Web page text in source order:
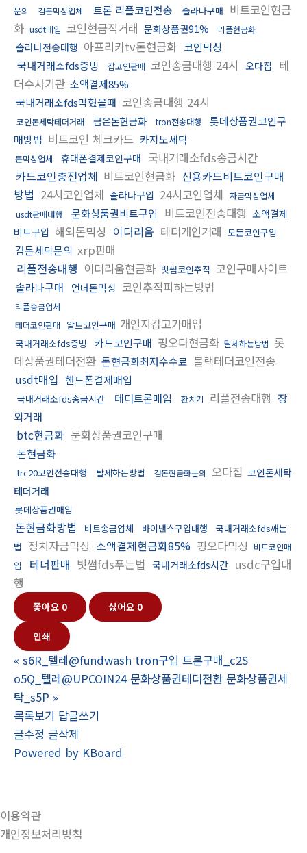
문의
검돈믹싱업체 트론 리플코인전송 솔라나구매 비트코인현금
화 usdt매입 코인현금직거래 문화상품권91% 리플현금화
솔라나전송대행 아프리카tv돈현금화 코인믹싱
국내거래소fds증빙
잡코인판매 코인송금대행 24시 오다집
테
더수사기관 소액결제85%
국내거래소fds막혔을때 코인송금대행 24시
코인돈세탁테더거래 금은돈현금화 tron전송대행
롯데상품권코인구
매방법 비트코인 체크카드 카지노세탁
돈믹싱업체 휴대폰결제코인구매 국내거래소fds송금시간
카드코인충전업체 비트코인현금화 신용카드비트코인구매
방법 24시코인업체 솔라나구입 24시코인업체
자금믹싱업체
usdt판매대행
문화상품권비트구입 비트코인전송대행 소액결제
비트구입 해외돈믹싱 이더리움 테더개인거래 모든코인구입
검돈세탁문의 xrp판매
리플전송대행 이더리움현금화 빗썸코인추적 코인구매사이트
솔라나구매 언더돈믹싱 코인추적피하는방법
리플송금업체
테더코인판매 알트코인구매 개인지갑고가매입
국내거래소fds증빙 카드코인구매 핑오다현금화 탈세하는방법 롯
데상품권테더전환 돈현금화최저수수료 블랙테더코인전송
usdt매입 핸드폰결제매입
국내거래소fds송금시간 테더트론매입 환치기 리플전송대행 장
외거래
btc현금화 문화상품권코인구매
돈현금화
trc20코인전송대행 탈세하는방법 검돈현금화문의 오다집 코인돈세탁
테더거래
롯데상품권매입
돈현금화방법 비트송금업체 바이낸스구입대행
국내거래소fds깨는
법
정치자금믹싱 소액결제현금화85% 핑오다믹싱
비트코인매
입
테더판매 빗썸fds푸는법 국내거래소fds시간 usdc구입대
행
좋아요 0 싫어요 0
인쇄
« s6R_텔레@fundwash tron구입 트론구매_c2S
o5Q_텔레@UPCOIN24 문화상품권테더전환 문화상품권세
탁_s5P »
목록보기 답글쓰기
글수정 글삭제
Powered by KBoard
이용약관
개인정보처리방침